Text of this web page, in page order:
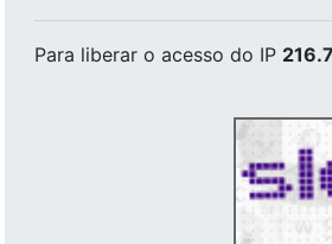
Para liberar o acesso do IP